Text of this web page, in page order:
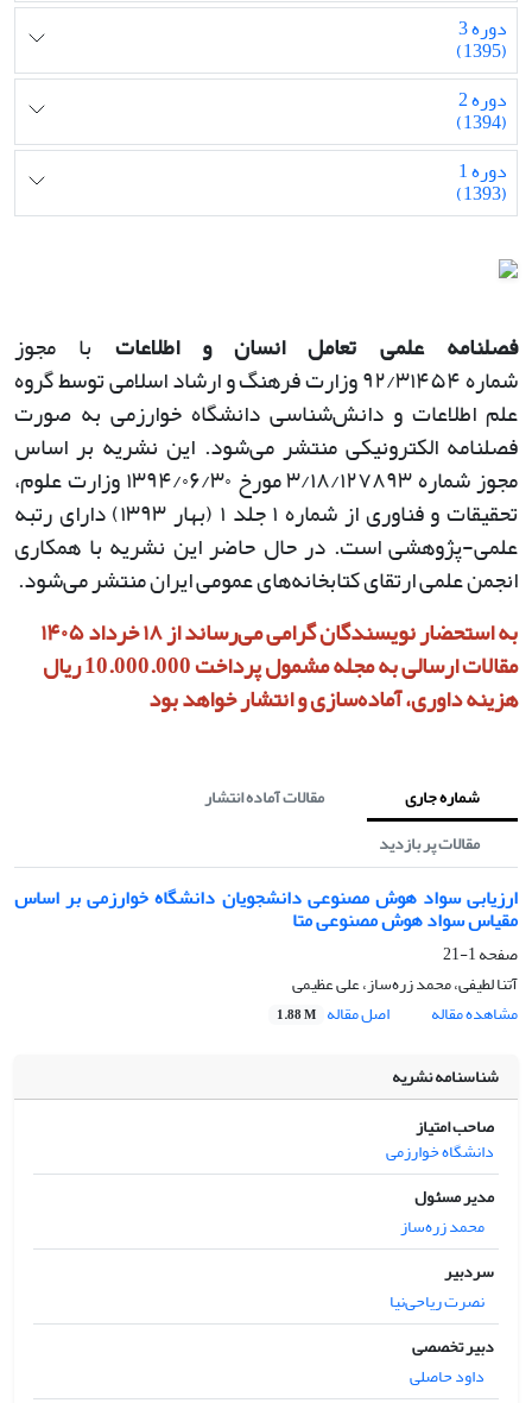
دوره 3
(1395)
دوره 2
(1394)
دوره 1
(1393)
فصلنامه علمی تعامل انسان و اطلاعات با مجوز
شماره۹۲/۳۱۴۵۴وزارت فرهنگ و ارشاد اسلامی توسط گروه
علم اطلاعات و دانش‌شناسی دانشگاه خوارزمی به صورت
فصلنامه الکترونیکی منتشر می‌شود. این نشریه بر اساس
مجوز شماره۳/۱۸/۱۲۷۸۹۳مورخ۱۳۹۴/۰۶/۳۰وزارت علوم،
تحقیقات و فناوری از شماره۱جلد ۱ ( بهار۱۳۹۳) دارای رتبه
علمی-پژوهشی است. در حال حاضر این نشریه با همکاری
انجمن علمی ارتقای کتابخانه‌های عمومی ایران منتشر می‌شود.
به استحضار نویسندگان گرامی می‌رساند از ۱۸ خرداد ۱۴۰۵
مقالات ارسالی به مجله مشمول پرداخت 10.000.000 ریال
هزینه داوری، آماده‌سازی و انتشار خواهد بود
شماره جاری
مقالات آماده انتشار
مقالات پر بازدید
ارزیابی سواد هوش مصنوعی دانشجویان دانشگاه خوارزمی بر اساس
مقیاس سواد هوش مصنوعی متا
صفحه1-21
آتنا لطیفی، محمد زره‌ساز، علی عظیمی
مشاهده مقاله
اصل مقاله 1.88 M
شناسنامه نشریه
صاحب امتیاز
دانشگاه خوارزمی
مدیر مسئول
محمد زره‌ساز
سردبیر
نصرت ریاحی‌نیا
دبیر تخصصی
داود حاصلی